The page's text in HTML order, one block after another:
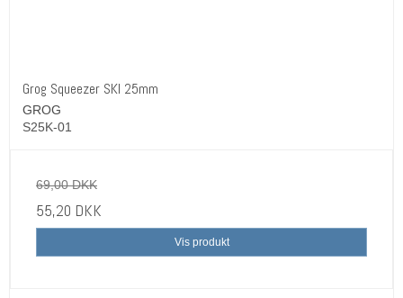
Grog Squeezer SKI 25mm
GROG
S25K-01
69,00 DKK
55,20 DKK
Vis produkt